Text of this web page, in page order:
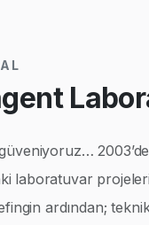
laboratuvar
ardından;